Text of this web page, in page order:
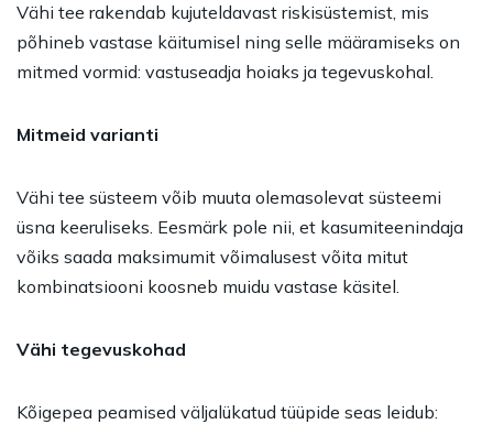
Vähi tee rakendab kujuteldavast riskisüstemist, mis
põhineb vastase käitumisel ning selle määramiseks on
mitmed vormid: vastuseadja hoiaks ja tegevuskohal.
Mitmeid varianti
Vähi tee süsteem võib muuta olemasolevat süsteemi
üsna keeruliseks. Eesmärk pole nii, et kasumiteenindaja
võiks saada maksimumit võimalusest võita mitut
kombinatsiooni koosneb muidu vastase käsitel.
Vähi tegevuskohad
Kõigepea peamised väljalükatud tüüpide seas leidub: